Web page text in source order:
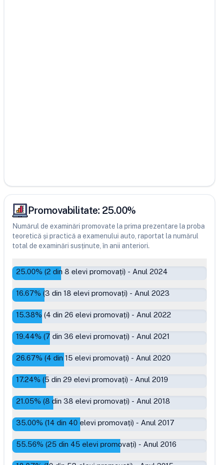
Promovabilitate: 25.00%
Numărul de examinări promovate la prima prezentare la proba
teoretică și practică a examenului auto, raportat la numărul
total de examinări susținute, în anii anteriori.
25.00% (2 din 8 elevi promovați) - Anul 2024
16.67% (3 din 18 elevi promovați) - Anul 2023
15.38% (4 din 26 elevi promovați) - Anul 2022
19.44% (7 din 36 elevi promovați) - Anul 2021
26.67% (4 din 15 elevi promovați) - Anul 2020
17.24% (5 din 29 elevi promovați) - Anul 2019
21.05% (8 din 38 elevi promovați) - Anul 2018
35.00% (14 din 40 elevi promovați) - Anul 2017
55.56% (25 din 45 elevi promovați) - Anul 2016